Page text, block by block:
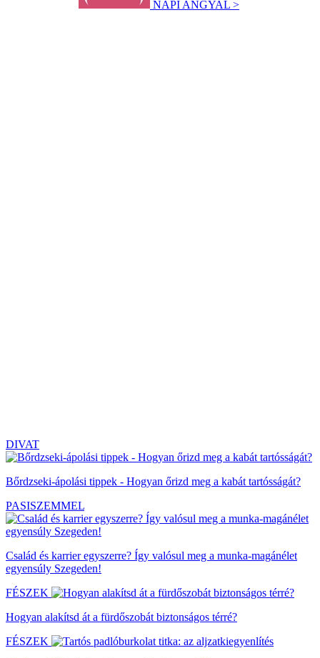
NAPI ANGYAL >
DIVAT
Bőrdzseki-ápolási tippek - Hogyan őrizd meg a kabát tartósságát?
PASISZEMMEL
Család és karrier egyszerre? Így valósul meg a munka-magánélet
egyensúly Szegeden!
FÉSZEK
Hogyan alakítsd át a fürdőszobát biztonságos térré?
FÉSZEK